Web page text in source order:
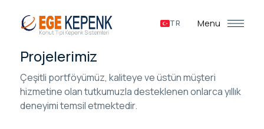
TR Menu
Projelerimiz
Çeşitli portföyümüz, kaliteye ve üstün müşteri
hizmetine olan tutkumuzla desteklenen onlarca yıllık
deneyimi temsil etmektedir.